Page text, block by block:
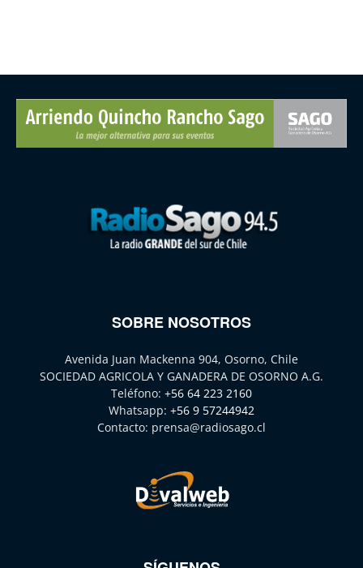
SOBRE NOSOTROS
Avenida Juan Mackenna 904, Osorno, Chile
SOCIEDAD AGRICOLA Y GANADERA DE OSORNO A.G.
Teléfono: +56 64 223 2160
Whatsapp: +56 9 57244942
Contacto: prensa@radiosago.cl